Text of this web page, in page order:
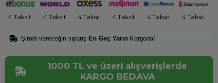
4 Taksit 4 Taksit 4 Taksit 4 Taksit 4 Taksit 4 Taksit
Şimdi vereceğin sipariş En Geç Yarın Kargoda!
1000 TL ve üzeri alışverişlerde
KARGO BEDAVA